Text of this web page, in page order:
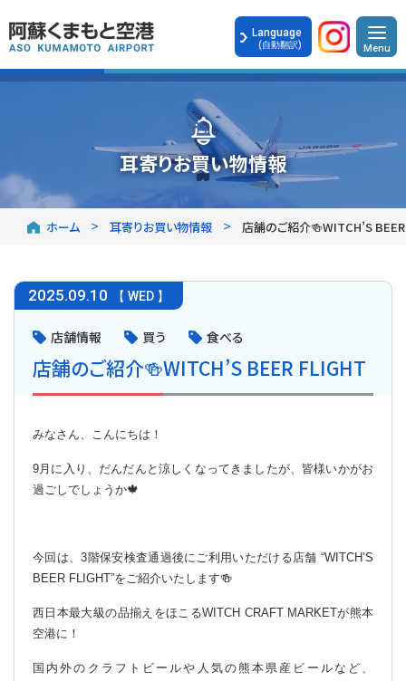
Language
(自動翻訳)
耳寄りお買い物情報
ホーム 耳寄りお買い物情報 店舗のご紹介🍻WITCH’S
2025.09.10 【 WED 】
店舗情報 買う 食べる
店舗のご紹介🍻WITCH’S BEER FLIGHT
みなさん、こんにちは！
9月に入り、だんだんと涼しくなってきましたが、皆様いかがお
過ごしでしょうか🍁
今回は、3階保安検査通過後にご利用いただける店舗 “WITCH’S
BEER FLIGHT”をご紹介いたします🍻
西日本最大級の品揃えをほこるWITCH CRAFT MARKETが熊本
空港に！
国内外のクラフトビールや人気の熊本県産ビールなど、